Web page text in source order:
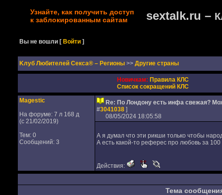
Узнайте, как получить доступ
к заблокированным сайтам
sextalk.ru –
Вы не вошли [Войти ]
Kлуб Любителей Секса® – Регионы >> Другие страны
Новичкам: Правила КЛС
Список сокращений КЛС
Magestic
На форуме: 7 л 168 д
(с 21/02/2019)
Тем: 0
Сообщений: 3
Re: По Лондону есть инфа свежая?
#3041038]
08/05/2024 18:05:58
А я думал что эти рикши только чтобы
А есть какой-то реферес про любовь за
Действия:
Тема